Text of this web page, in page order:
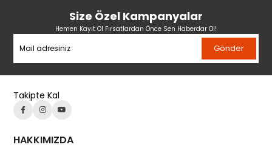
Size Özel Kampanyalar
Hemen Kayıt Ol Fırsatlardan Önce Sen Haberdar Ol!
Gönder
Takipte Kal
HAKKIMIZDA